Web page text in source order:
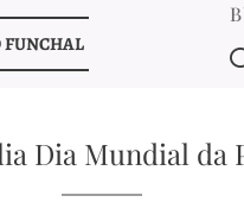
FUNCHAL
Dia Mundial da